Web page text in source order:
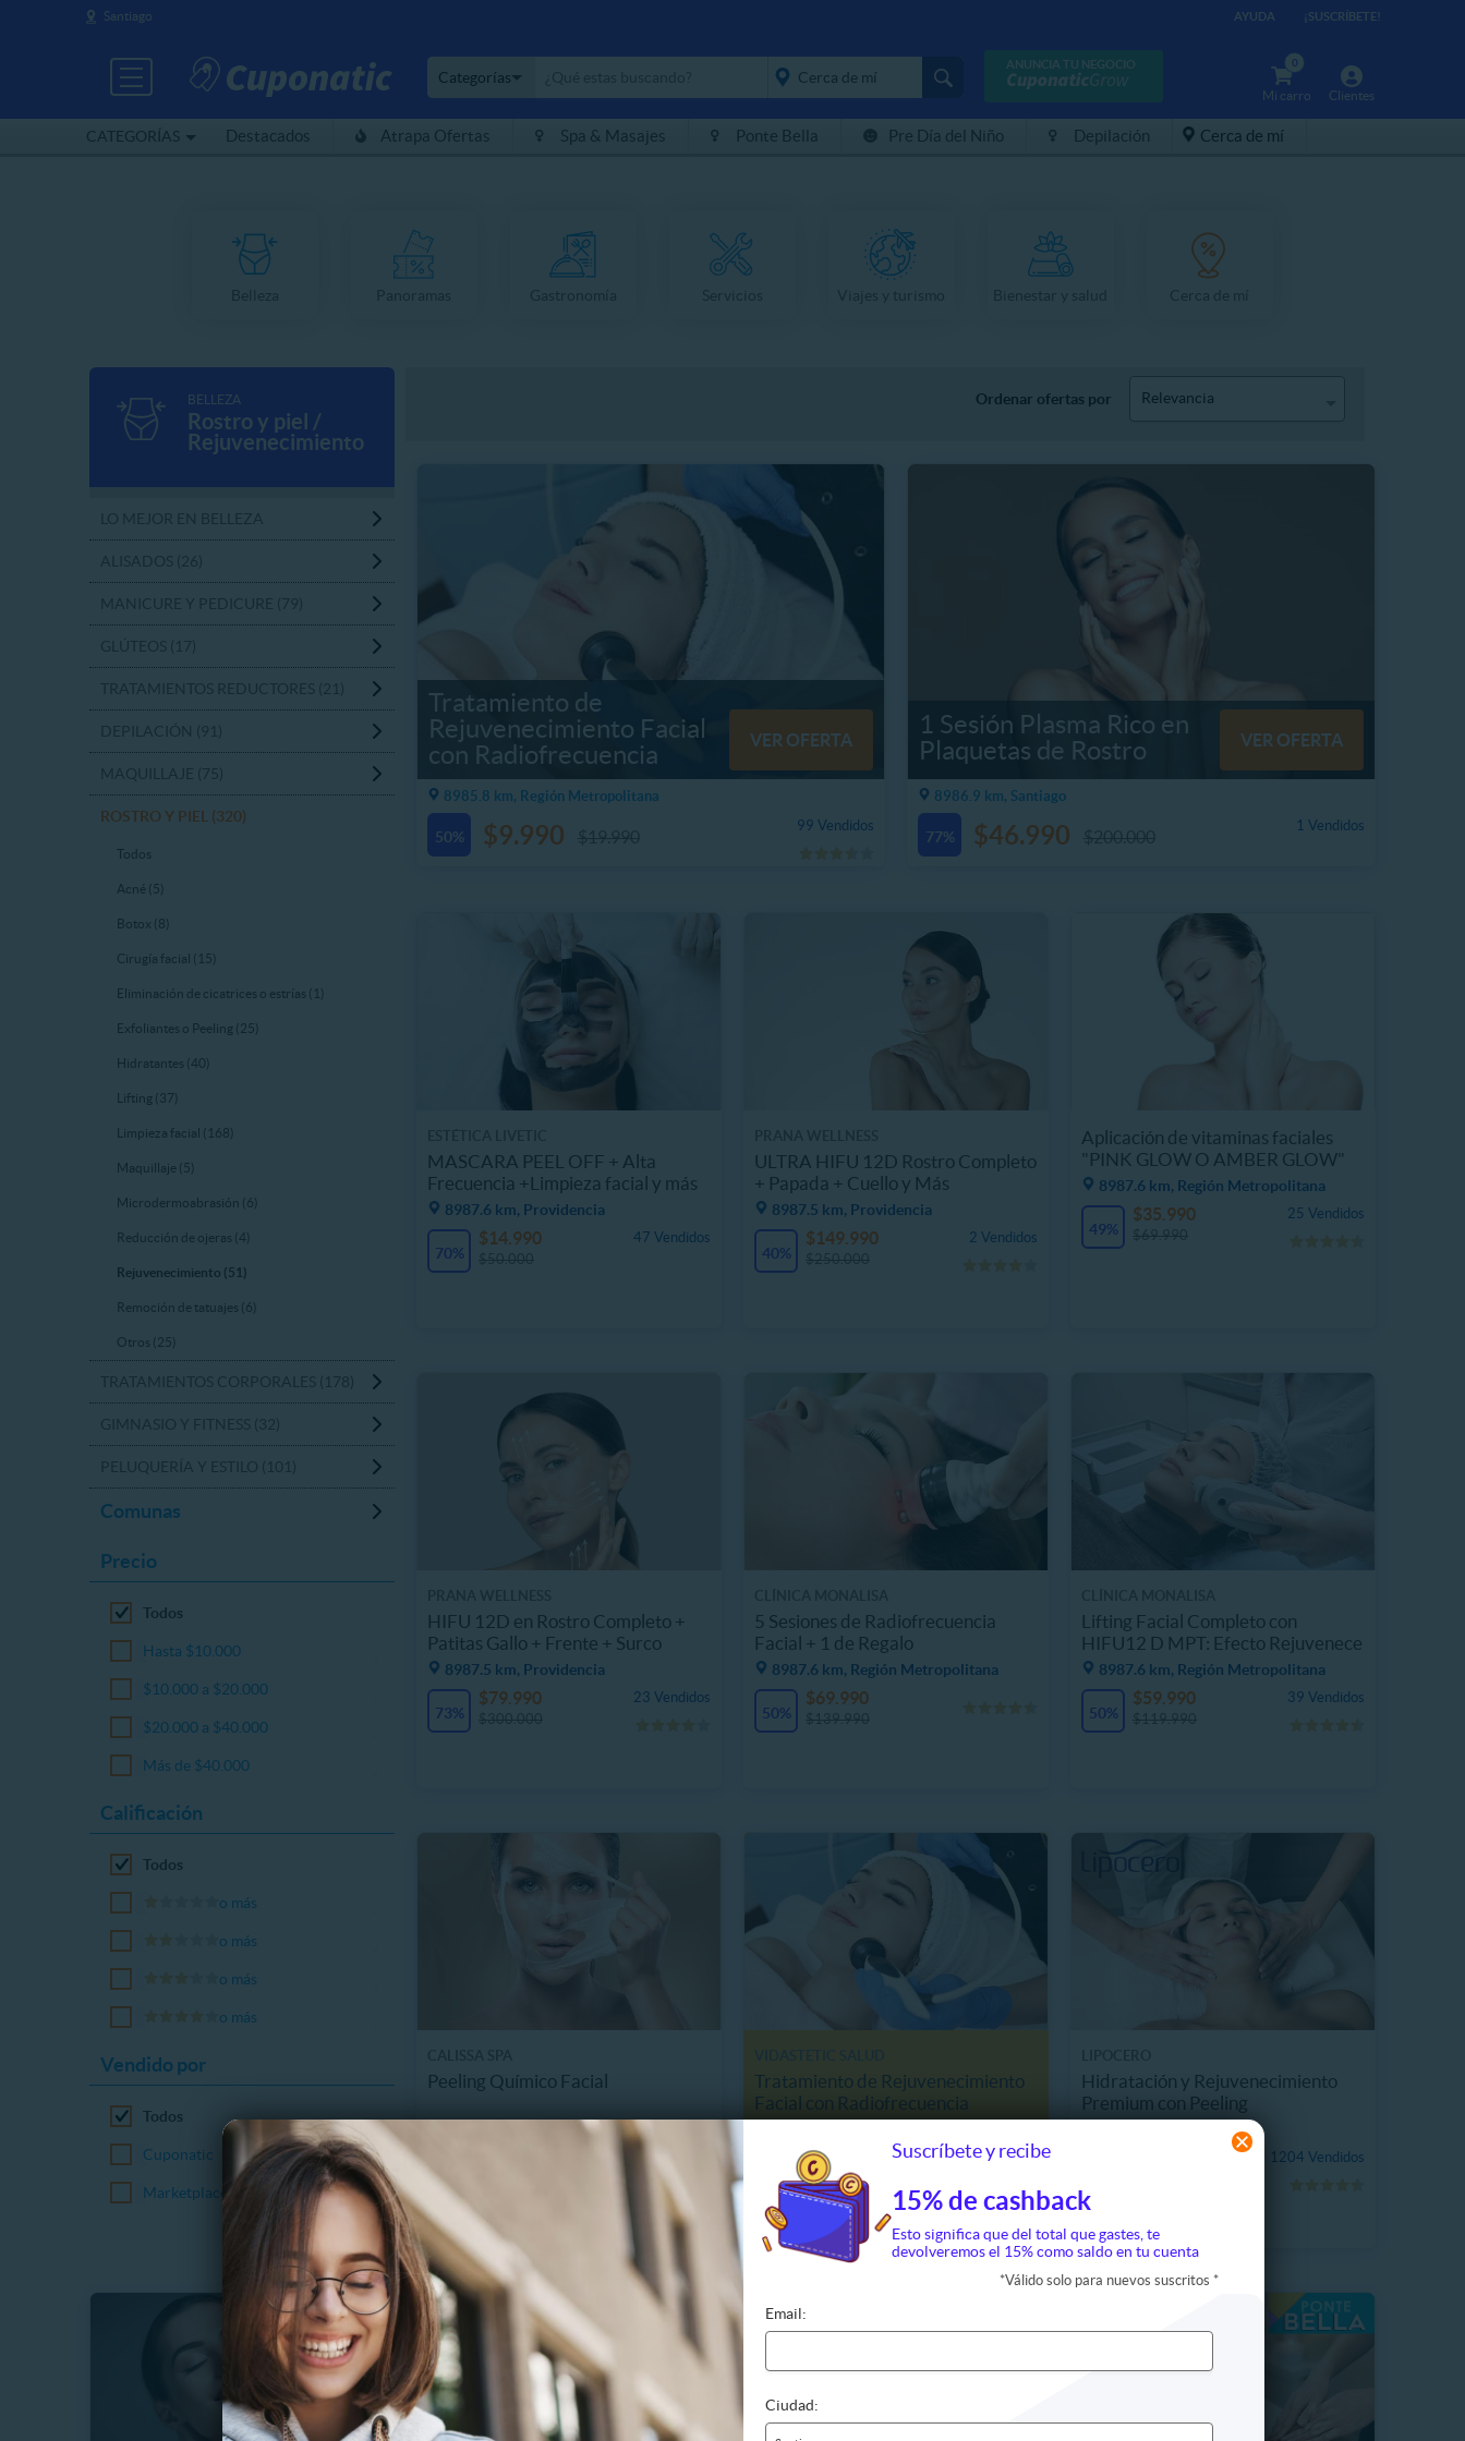
Santiago AYUDA ¡SUSCRÍBETE!
CATEGORÍAS
ANUNCIA TU NEGOCIO
Clientes
Categorías
0
Mi carro
Destacados Atrapa Ofertas Spa & Masajes Ponte Bella Pre Día del Niño Depilación Cerca de mí
Suscríbete y recibe
15% de cashback
Esto significa que del total que gastes, te
devolveremos el 15% como saldo en tu cuenta
*Válido solo para nuevos suscritos *
Email:
Ciudad:
BELLEZA
Rostro y piel /
Rejuvenecimiento
ROSTRO Y PIEL (320)
Todos
Acné (5)
Botox (8)
Cirugía facial (15)
Eliminación de cicatrices o estrías (1)
Exfoliantes o Peeling (25)
Hidratantes (40)
Lifting (37)
Limpieza facial (168)
Maquillaje (5)
Microdermoabrasión (6)
Reducción de ojeras (4)
Rejuvenecimiento (51)
Remoción de tatuajes (6)
Otros (25)
Comunas
Precio
Todos
Hasta $10.000
$10.000 a $20.000
$20.000 a $40.000
Más de $40.000
Calificación
Todos
o más
o más
o más
o más
Vendido por
Todos
Cuponatic
Marketplace
Ordenar ofertas por Relevancia
Tratamiento de
Rejuvenecimiento Facial
con Radiofrecuencia
VER OFERTA
8985.8 km, Región Metropolitana
50%
99 Vendidos
$9.990
1 Sesión Plasma Rico en
Plaquetas de Rostro
VER OFERTA
8986.9 km, Santiago
77%
1 Vendidos
$46.990
MASCARA PEEL OFF + Alta
Frecuencia +Limpieza facial y más
8987.6 km, Providencia
70%
47 Vendidos
$14.990
ULTRA HIFU 12D Rostro Completo
+ Papada + Cuello y Más
8987.5 km, Providencia
40%
2 Vendidos
$149.990
Aplicación de vitaminas faciales
"PINK GLOW O AMBER GLOW"
8987.6 km, Región Metropolitana
49%
25 Vendidos
$35.990
HIFU 12D en Rostro Completo +
Patitas Gallo + Frente + Surco
8987.5 km, Providencia
73%
23 Vendidos
$79.990
5 Sesiones de Radiofrecuencia
Facial + 1 de Regalo
8987.6 km, Región Metropolitana
50%
$69.990
Lifting Facial Completo con
HIFU12 D MPT: Efecto Rejuvenece
8987.6 km, Región Metropolitana
50%
39 Vendidos
$59.990
Peeling Químico Facial
8986.8 km, Región Metropolitana
53%
Tratamiento de Rejuvenecimiento
Facial con Radiofrecuencia
$8.990
$19.990
Hidratación y Rejuvenecimiento
Premium con Peeling
8987.8 km, Providencia
1204 Vendidos